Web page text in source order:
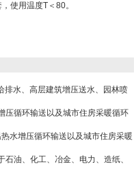
使用温度T＜80。
排水、高层建筑增压送水、园林喷
压循环输送以及城市住房采暖循环
水增压循环输送以及城市住房采暖
油、化工、冶金、电力、造纸、